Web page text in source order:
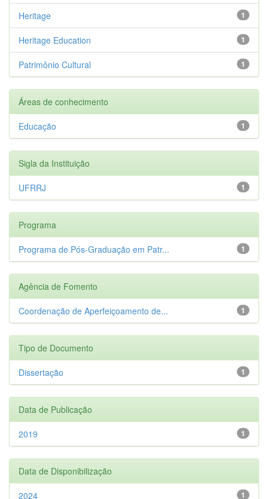
1
Heritage
1
Heritage Education
1
Patrimônio Cultural
Áreas de conhecimento
1
Educação
Sigla da Instituição
1
UFRRJ
Programa
1
Programa de Pós-Graduação em Patr...
Agência de Fomento
1
Coordenação de Aperfeiçoamento de...
Tipo de Documento
1
Dissertação
Data de Publicação
1
2019
Data de Disponibilização
1
2024